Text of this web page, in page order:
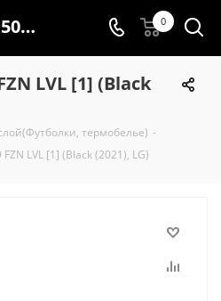
Термоштаны 509 FZN LVL [1] (Black (2021), LG) 0
LVL [1] (Black
термобелье) -
LVL [1] (Black (2021), LG)